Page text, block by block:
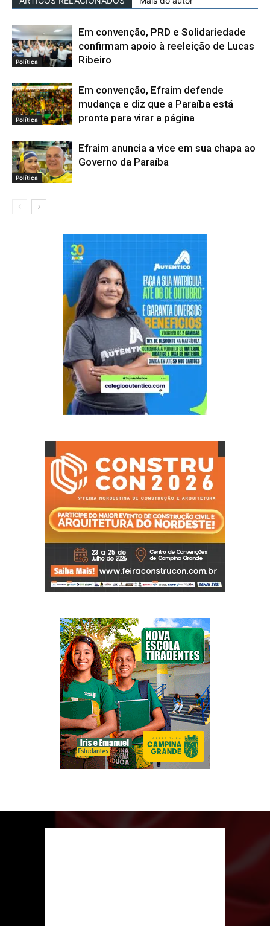
Política
Em convenção, PRD e Solidariedade
confirmam apoio à reeleição de Lucas
Ribeiro
Política
Em convenção, Efraim defende
mudança e diz que a Paraíba está
pronta para virar a página
Política
Efraim anuncia a vice em sua chapa ao
Governo da Paraíba